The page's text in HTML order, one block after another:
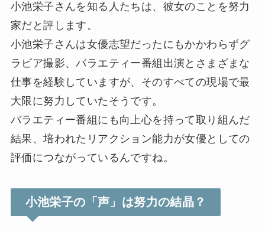
小池栄子さんを知る人たちは、彼女のことを努力
家だと評します。
小池栄子さんは女優志望だったにもかかわらずグ
ラビア撮影、バラエティー番組出演とさまざまな
仕事を経験していますが、そのすべての現場で最
大限に努力していたそうです。
バラエティー番組にも向上心を持って取り組んだ
結果、培われたリアクション能力が女優としての
評価につながっているんですね。
小池栄子の「声」は努力の結晶？